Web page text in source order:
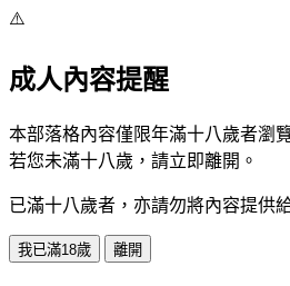
⚠️
成人內容提醒
本部落格內容僅限年滿十八歲者瀏
若您未滿十八歲，請立即離開。
已滿十八歲者，亦請勿將內容提供
我已滿18歲 離開